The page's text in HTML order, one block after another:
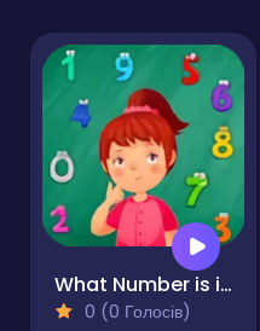
What Number is it?
0 (0 Голосів)